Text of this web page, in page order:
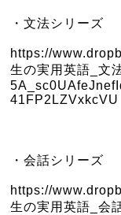
・文法シリーズ
https://
生の実用英語_文
41FP2LZVxkcVU
・会話シリーズ
https://
生の実用英語_会